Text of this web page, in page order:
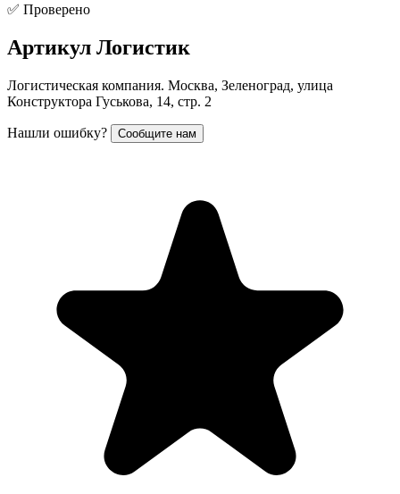
✅ Проверено
Артикул Логистик
Логистическая компания. Москва, Зеленоград, улица
Конструктора Гуськова, 14, стр. 2
Нашли ошибку? Сообщите нам